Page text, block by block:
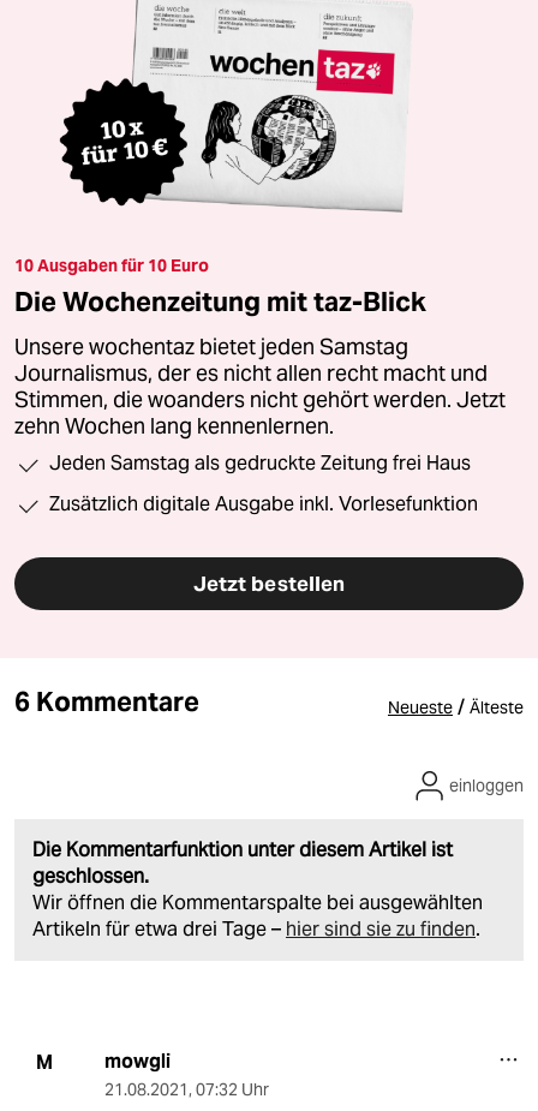
10 Ausgaben für 10 Euro
Die Wochenzeitung mit taz-Blick
Unsere wochentaz bietet jeden Samstag
Journalismus, der es nicht allen recht macht und
Stimmen, die woanders nicht gehört werden. Jetzt
zehn Wochen lang kennenlernen.
Jeden Samstag als gedruckte Zeitung frei Haus
Zusätzlich digitale Ausgabe inkl. Vorlesefunktion
Jetzt bestellen
6 Kommentare Neueste / Älteste
Die Kommentarfunktion unter diesem Artikel ist
geschlossen.
Wir öffnen die Kommentarspalte bei ausgewählten
Artikeln für etwa drei Tage – hier sind sie zu finden.
einloggen
M mowgli
21.08.2021, 07:32 Uhr